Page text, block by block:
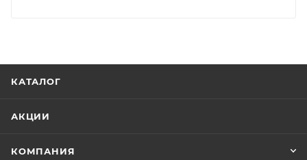
КАТАЛОГ
АКЦИИ
КОМПАНИЯ